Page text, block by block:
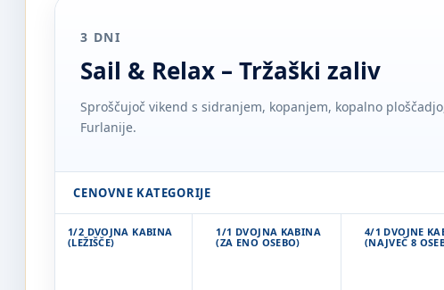
3 DNI
Sail & Relax – Tržaški zaliv
Sproščujoč vikend s sidranjem, kopanjem, kopalno
Furlanije.
CENOVNE KATEGORIJE
1/2 DVOJNA KABINA
(LEŽIŠČE)
1/1 DVOJNA KABINA
(ZA ENO OSEBO)
4/1 DVOJNE
(NAJVEČ 8